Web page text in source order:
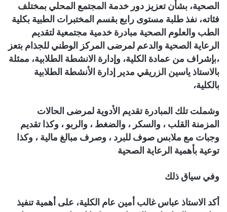
الصحية، بشأن تعزيز دور خدمة المجتمع المحلي بمختلف
فئاته، نفذ طلبة مستوى رابع بقسم المختبرات الطبية بكلية
الطب والعلوم الصحية مبادرة خدمية مجتمعية لتقديم
الرعاية الصحية والدعم لمرضى المركز الوطني للجذام بتعز
،بإشراف من عمادة الكلية، وإدارة الانشطة الطلابية، ممثلة
بالاستاذ ياسين الزريقي مدير إدارة الأنشطة الطلابية
بالكلية،
وشملت تلك المبادرة تقديم الأدوية لمرضى الحالات
المزمنة القلب ، والسكر ، والضغط ، والربو ، وكذا تقديم
وجبات مع ملابس صوف للبرد ، وصرف مبالغ مالية ، وكذا
توعية بأهمية الرعاية الصحية
وفي سياق ذلك
أكد الاستاذ عباس غالب أمين عام الكلية، على أهمية تنفيذ